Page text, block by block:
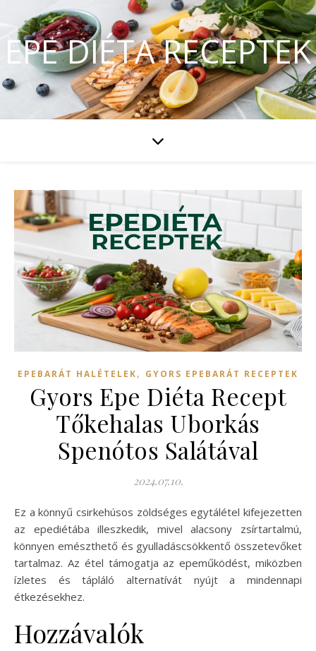
EPE DIÉTA RECEPTEK
EPEBARÁT HALÉTELEK, GYORS EPEBARÁT RECEPTEK
Gyors Epe Diéta Recept
Tőkehalas Uborkás
Spenótos Salátával
2024.07.10.
Ez a könnyű csirkehúsos zöldséges egytálétel kifejezetten
az epediétába illeszkedik, mivel alacsony zsírtartalmú,
könnyen emészthető és gyulladáscsökkentő összetevőket
tartalmaz. Az étel támogatja az epeműködést, miközben
ízletes és tápláló alternatívát nyújt a mindennapi
étkezésekhez.
Hozzávalók